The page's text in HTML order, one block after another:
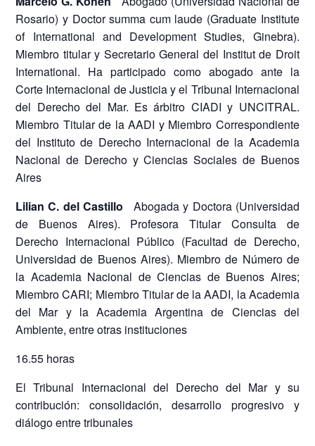
Rosario) y Doctor summa cum laude (Graduate Institute
of International and Development Studies, Ginebra).
Miembro titular y Secretario General del Institut de Droit
International. Ha participado como abogado ante la
Corte Internacional de Justicia y el Tribunal Internacional
del Derecho del Mar. Es árbitro CIADI y UNCITRAL.
Miembro Titular de la AADI y Miembro Correspondiente
del Instituto de Derecho Internacional de la Academia
Nacional de Derecho y Ciencias Sociales de Buenos
Aires
Lilian C. del Castillo Abogada y Doctora (Universidad
de Buenos Aires). Profesora Titular Consulta de
Derecho Internacional Público (Facultad de Derecho,
Universidad de Buenos Aires). Miembro de Número de
la Academia Nacional de Ciencias de Buenos Aires;
Miembro CARI; Miembro Titular de la AADI, la Academia
del Mar y la Academia Argentina de Ciencias del
Ambiente, entre otras instituciones
16.55 horas
El Tribunal Internacional del Derecho del Mar y su
contribución: consolidación, desarrollo progresivo y
diálogo entre tribunales